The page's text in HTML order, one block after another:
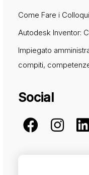
Come Fare i
Autodesk Inventor:
Impiegato
compiti,
Social